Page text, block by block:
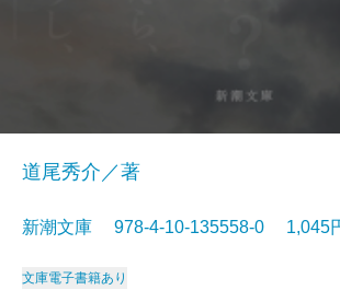
道尾秀介／著
新潮文庫 978-4-10-135558-0 1,045
文庫電子書籍あり